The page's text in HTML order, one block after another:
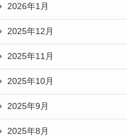
2026年1月
2025年12月
2025年11月
2025年10月
2025年9月
2025年8月